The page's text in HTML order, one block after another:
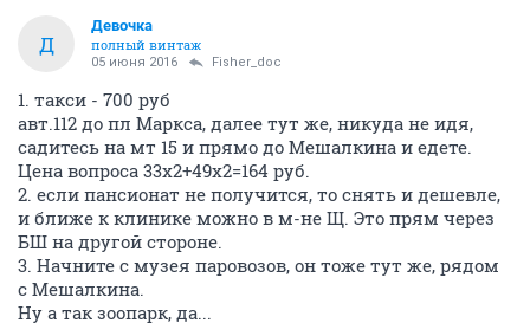
Д
Девочка
полный винтаж
05 июня 2016 Fisher_doc
1. такси - 700 руб
авт.112 до пл Маркса, далее тут же, никуда не идя,
садитесь на мт 15 и прямо до Мешалкина и едете.
Цена вопроса 33х2+49х2=164 руб.
2. если пансионат не получится, то снять и дешевле,
и ближе к клинике можно в м-не Щ. Это прям через
БШ на другой стороне.
3. Начните с музея паровозов, он тоже тут же, рядом
с Мешалкина.
Ну а так зоопарк, да...